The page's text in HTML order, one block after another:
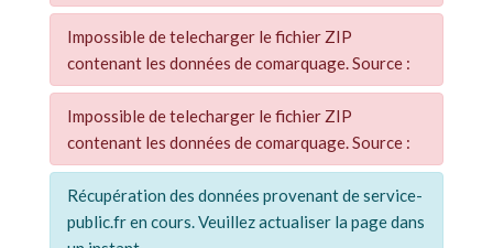
Impossible de telecharger le fichier ZIP
contenant les données de comarquage. Source :
Impossible de telecharger le fichier ZIP
contenant les données de comarquage. Source :
Récupération des données provenant de service-
public.fr en cours. Veuillez actualiser la page dans